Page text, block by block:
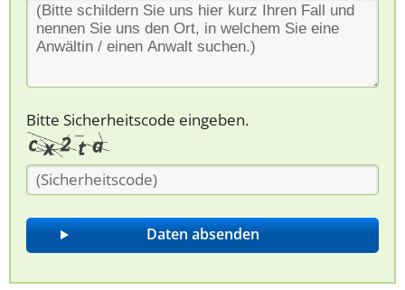
Bitte Sicherheitscode eingeben.